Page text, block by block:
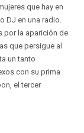
que hay en
DJ en una radio.
por la aparición de
que persigue al
un tanto
con su prima
el tercer